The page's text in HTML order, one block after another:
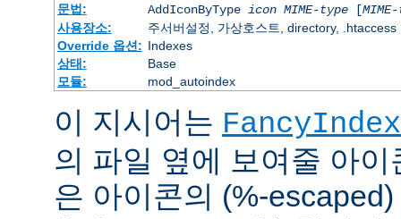
문법:
AddIconByType icon MIME-type[
사용장소:
주서버설정, 가상호스트, directory, .htaccess
Override 옵션: Indexes
상태:
Base
모듈:
mod_autoindex
이 지시어는
의 파일 옆에 보여줄 아
은 아이콘의 (%-